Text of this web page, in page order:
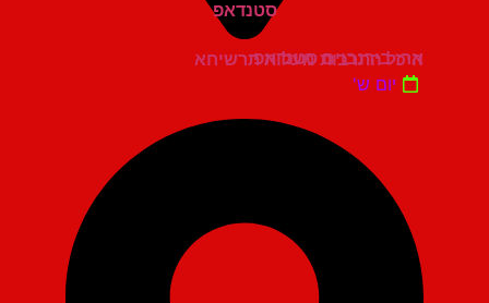
היכל התרבות מעלות תרשיחא
ארז בירנבוים סטנדאפ
יום ש'